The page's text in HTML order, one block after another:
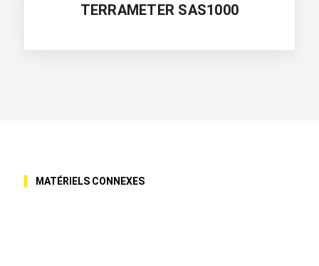
TERRAMETER SAS1000
MATÉRIELS CONNEXES